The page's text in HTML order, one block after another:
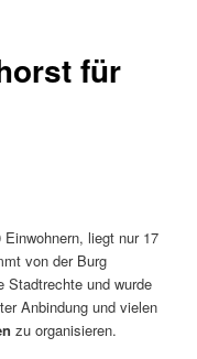
für
liegt nur 17
von der Burg
Stadtrechte und wurde
Anbindung und vielen
zu organisieren.